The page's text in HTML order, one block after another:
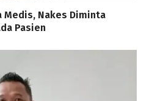
Medis, Nakes Diminta
Pasien